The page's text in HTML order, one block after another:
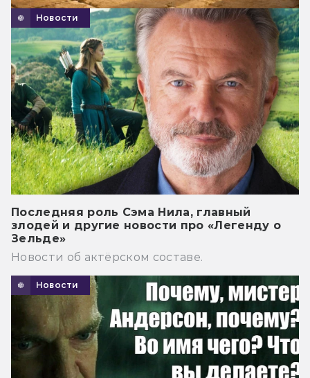
Новости
Последняя роль Сэма Нила, главный
злодей и другие новости про «Легенду о
Зельде»
Новости об актёрском составе.
Новости